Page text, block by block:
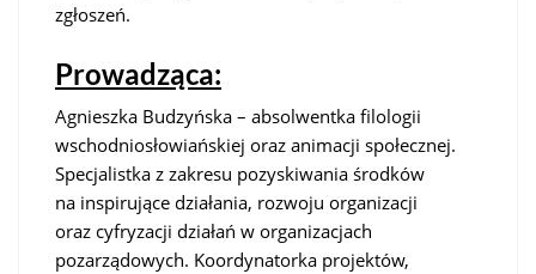
zgłoszeń.
Prowadząca:
Agnieszka Budzyńska – absolwentka filologii
wschodniosłowiańskiej oraz animacji społecznej.
Specjalistka z zakresu pozyskiwania środków
na inspirujące działania, rozwoju organizacji
oraz cyfryzacji działań w organizacjach
pozarządowych. Koordynatorka projektów,